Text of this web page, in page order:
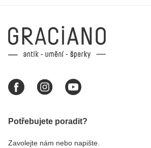
Potřebujete poradit?
Zavolejte nám nebo napište.